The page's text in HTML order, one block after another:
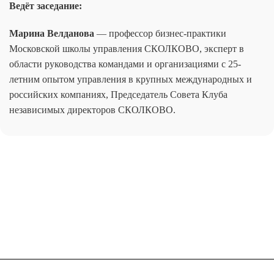
Ведёт заседание:
Марина Велданова — профессор бизнес-практики
Московской школы управления СКОЛКОВО, эксперт в
области руководства командами и организациями с 25-
летним опытом управления в крупных международных и
российских компаниях, Председатель Совета Клуба
независимых директоров СКОЛКОВО.